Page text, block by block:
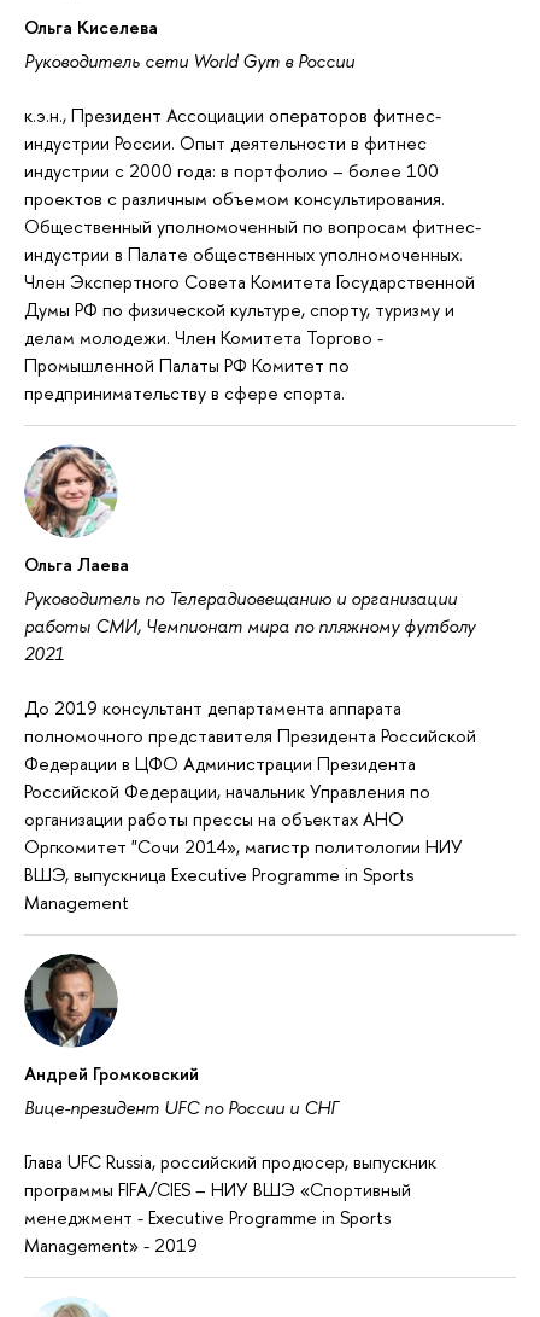
Ольга Киселева
Руководитель сети World Gym в России
к.э.н., Президент Ассоциации операторов фитнес-
индустрии России. Опыт деятельности в фитнес
индустрии с 2000 года: в портфолио – более 100
проектов с различным объемом консультирования.
Общественный уполномоченный по вопросам фитнес-
индустрии в Палате общественных уполномоченных.
Член Экспертного Совета Комитета Государственной
Думы РФ по физической культуре, спорту, туризму и
делам молодежи. Член Комитета Торгово -
Промышленной Палаты РФ Комитет по
предпринимательству в сфере спорта.
Ольга Лаева
Руководитель по Телерадиовещанию и организации
работы СМИ, Чемпионат мира по пляжному футболу
2021
До 2019 консультант департамента аппарата
полномочного представителя Президента Российской
Федерации в ЦФО Администрации Президента
Российской Федерации, начальник Управления по
организации работы прессы на объектах АНО
Оргкомитет "Сочи 2014», магистр политологии НИУ
ВШЭ, выпускница Executive Programme in Sports
Management
Андрей Громковский
Вице-президент UFC по России и СНГ
Глава UFC Russia, российский продюсер, выпускник
программы FIFA/CIES – НИУ ВШЭ «Спортивный
менеджмент - Executive Programme in Sports
Management» - 2019